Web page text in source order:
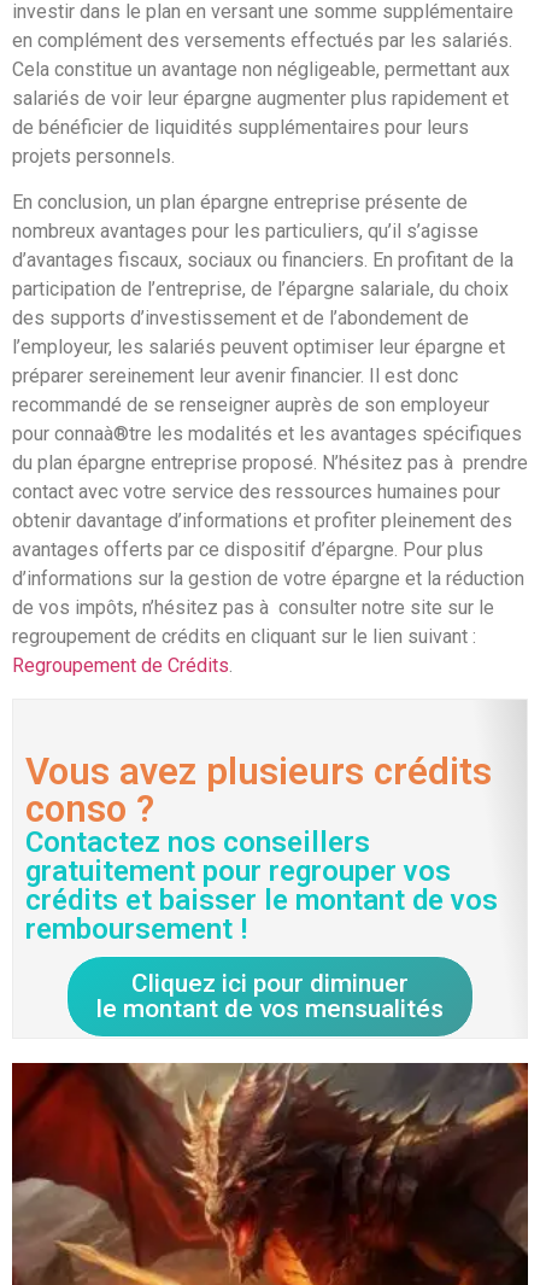
investir dans le plan en versant une somme supplémentaire
en complément des versements effectués par les salariés.
Cela constitue un avantage non négligeable, permettant aux
salariés de voir leur épargne augmenter plus rapidement et
de bénéficier de liquidités supplémentaires pour leurs
projets personnels.
En conclusion, un plan épargne entreprise présente de
nombreux avantages pour les particuliers, qu’il s’agisse
d’avantages fiscaux, sociaux ou financiers. En profitant de la
participation de l’entreprise, de l’épargne salariale, du choix
des supports d’investissement et de l’abondement de
l’employeur, les salariés peuvent optimiser leur épargne et
préparer sereinement leur avenir financier. Il est donc
recommandé de se renseigner auprès de son employeur
pour connaà®tre les modalités et les avantages spécifiques
du plan épargne entreprise proposé. N’hésitez pas à prendre
contact avec votre service des ressources humaines pour
obtenir davantage d’informations et profiter pleinement des
avantages offerts par ce dispositif d’épargne. Pour plus
d’informations sur la gestion de votre épargne et la réduction
de vos impôts, n’hésitez pas à consulter notre site sur le
regroupement de crédits en cliquant sur le lien suivant :
Regroupement de Crédits.
Vous avez plusieurs crédits
conso ?
Contactez nos conseillers
gratuitement pour regrouper vos
crédits et baisser le montant de vos
remboursement !
Cliquez ici pour diminuer
le montant de vos mensualités